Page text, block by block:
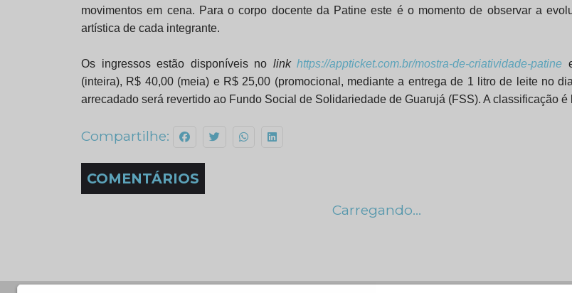
movimentos em cena. Para o corpo docente da Patine este é o momento de observar a
artística de cada integrante.
Os ingressos estão disponíveis no link https://appticket.com.br/mostra-de-criatividade-patine
(inteira), R$ 40,00 (meia) e R$ 25,00 (promocional, mediante a entrega de 1 litro de leite no
arrecadado será revertido ao Fundo Social de Solidariedade de Guarujá (FSS). A classificação é
Compartilhe:
COMENTÁRIOS
Carregando...